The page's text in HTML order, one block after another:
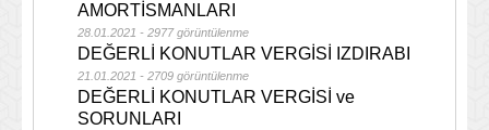
AMORTİSMANLARI
28.01.2021 - 2977 görüntülenme
DEĞERLİ KONUTLAR VERGİSİ IZDIRABI
21.01.2021 - 2709 görüntülenme
DEĞERLİ KONUTLAR VERGİSİ ve
SORUNLARI